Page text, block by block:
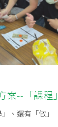
案--「課程」
、還有「做」